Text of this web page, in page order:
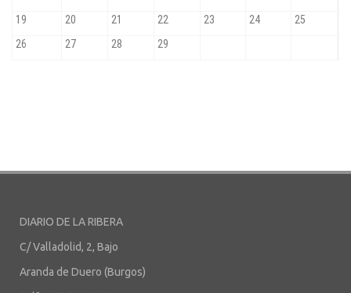
DIARIO DE LA RIBERA
C/ Valladolid, 2, Bajo
Aranda de Duero (Burgos)